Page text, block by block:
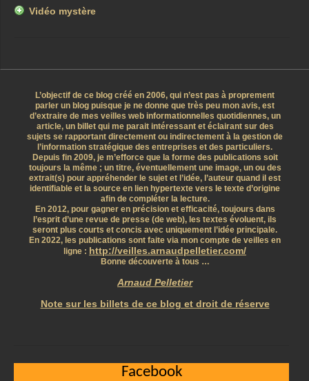
Vidéo mystère
L’objectif de ce blog créé en 2006, qui n’est pas à proprement
parler un blog puisque je ne donne que très peu mon avis, est
d’extraire de mes veilles web informationnelles quotidiennes, un
article, un billet qui me parait intéressant et éclairant sur des
sujets se rapportant directement ou indirectement à la gestion de
l’information stratégique des entreprises et des particuliers.
Depuis fin 2009, je m’efforce que la forme des publications soit
toujours la même ; un titre, éventuellement une image, un ou des
extrait(s) pour appréhender le sujet et l’idée, l’auteur quand il est
identifiable et la source en lien hypertexte vers le texte d’origine
afin de compléter la lecture.
En 2012, pour gagner en précision et efficacité, toujours dans
l’esprit d’une revue de presse (de web), les textes évoluent, ils
seront plus courts et concis avec uniquement l’idée principale.
En 2022, les publications sont faite via mon compte de veilles en
ligne : http://veilles.arnaudpelletier.com/
Bonne découverte à tous …
Arnaud Pelletier
Note sur les billets de ce blog et droit de réserve
Facebook